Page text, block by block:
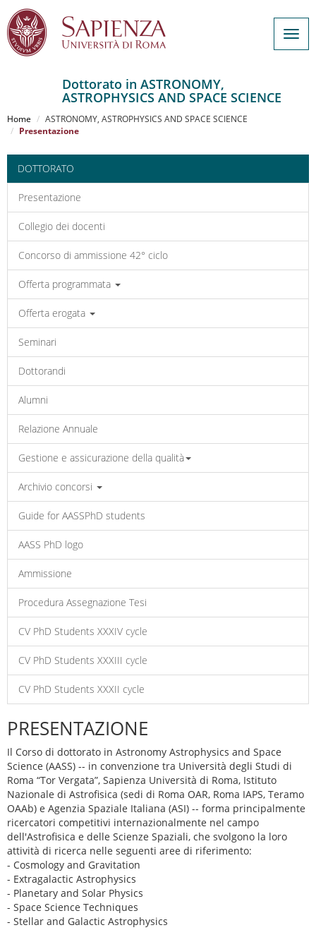
al
contenuto
Dottorato in ASTRONOMY,
ASTROPHYSICS AND SPACE SCIENCE
Home
ASTRONOMY, ASTROPHYSICS AND SPACE SCIENCE
Presentazione
DOTTORATO
Presentazione
Collegio dei docenti
Concorso di ammissione 42° ciclo
Offerta programmata
Offerta erogata
Seminari
Dottorandi
Alumni
Relazione Annuale
Gestione e assicurazione della qualità
Archivio concorsi
Guide for AASSPhD students
AASS PhD logo
Ammissione
Procedura Assegnazione Tesi
CV PhD Students XXXIV cycle
CV PhD Students XXXIII cycle
CV PhD Students XXXII cycle
PRESENTAZIONE
Il Corso di dottorato in Astronomy Astrophysics and Space
Science (AASS) -- in convenzione tra Università degli Studi di
Roma “Tor Vergata”, Sapienza Università di Roma, Istituto
Nazionale di Astrofisica (sedi di Roma OAR, Roma IAPS, Teramo
OAAb) e Agenzia Spaziale Italiana (ASI) -- forma principalmente
ricercatori competitivi internazionalmente nel campo
dell'Astrofisica e delle Scienze Spaziali, che svolgono la loro
attività di ricerca nelle seguenti aree di riferimento:
- Cosmology and Gravitation
- Extragalactic Astrophysics
- Planetary and Solar Physics
- Space Science Techniques
- Stellar and Galactic Astrophysics